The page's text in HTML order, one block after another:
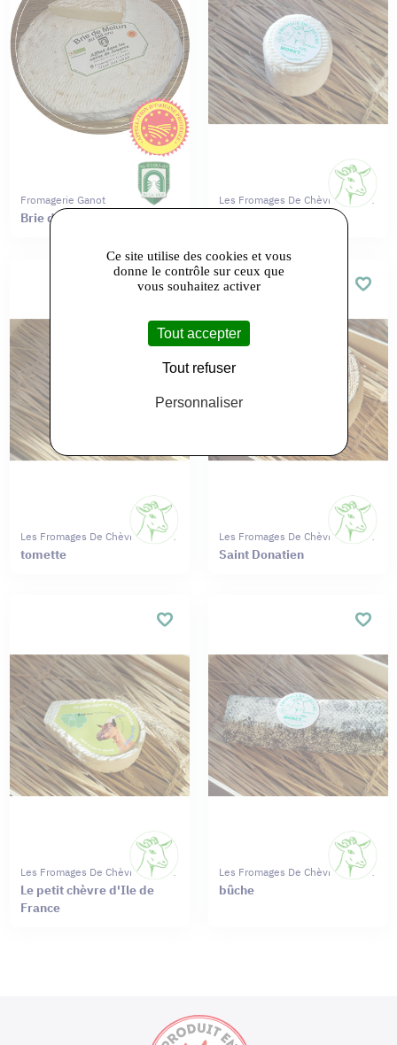
Fromagerie Ganot
Brie de Melun
Les Fromages De Chèvres Moret
Les Fromages De Chèvres Moret
tomette
Les Fromages De Chèvres Moret
Saint Donatien
Les Fromages De Chèvres Moret
Le petit chèvre d'Ile de
France
Les Fromages De Chèvres Moret
bûche
Ce site utilise des cookies et vous
donne le contrôle sur ceux que
vous souhaitez activer
Tout accepter
Tout refuser
Personnaliser